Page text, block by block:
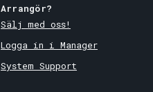
Arrangör?
Sälj med oss!
Logga in i Manager
System Support